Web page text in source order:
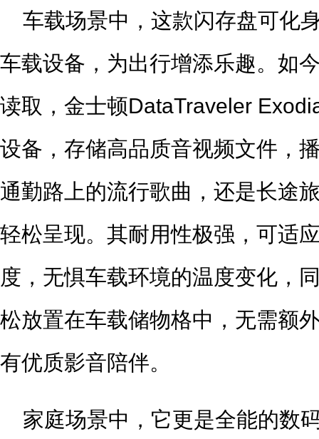
车载场景中，这款闪存盘可化
车载设备，为出行增添乐趣。如
读取，金士顿DataTraveler
设备，存储高品质音视频文件，
通勤路上的流行歌曲，还是长途
轻松呈现。其耐用性极强，可适
度，无惧车载环境的温度变化，
松放置在车载储物格中，无需额
有优质影音陪伴。
家庭场景中，它更是全能的数